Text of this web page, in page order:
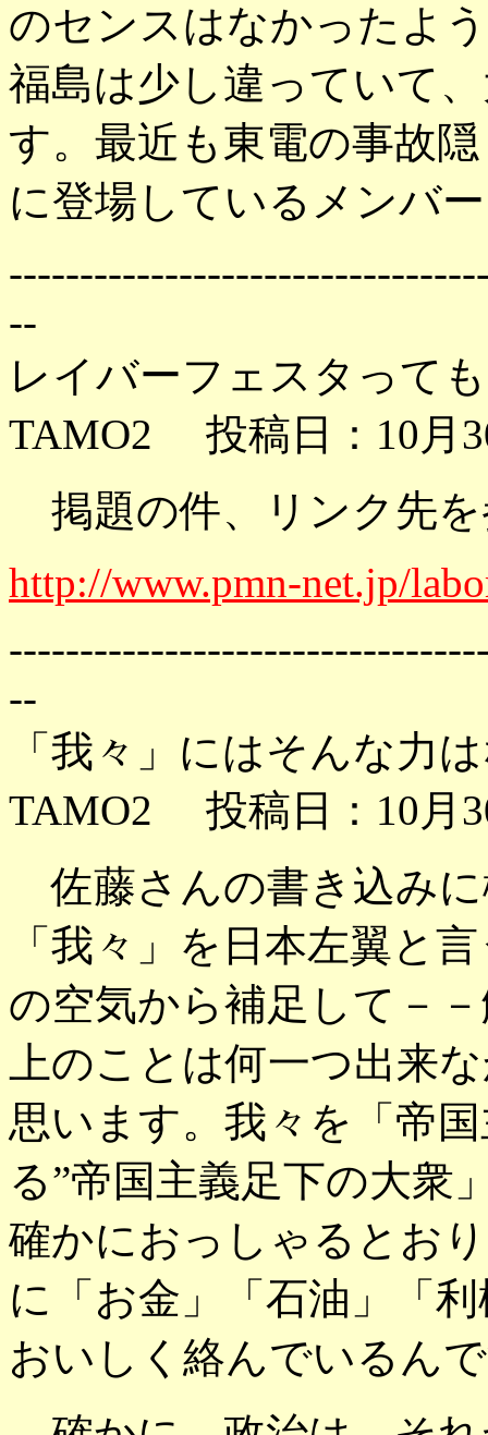
のセンスはなかったよ
福島は少し違っていて
す。最近も東電の事故
に登場しているメンバ
--
レイバーフェスタって
TAMO2 投稿日：10月
掲題の件、リンク先
http://www.pmn-net.jp/
--
「我々」にはそんな力
TAMO2 投稿日：10月
佐藤さんの書き込み
「我々」を日本左翼と
の空気から補足して－
上のことは何一つ出来
思います。我々を「帝
る”帝国主義足下の大衆
確かにおっしゃるとお
に「お金」「石油」「
おいしく絡んでいるん